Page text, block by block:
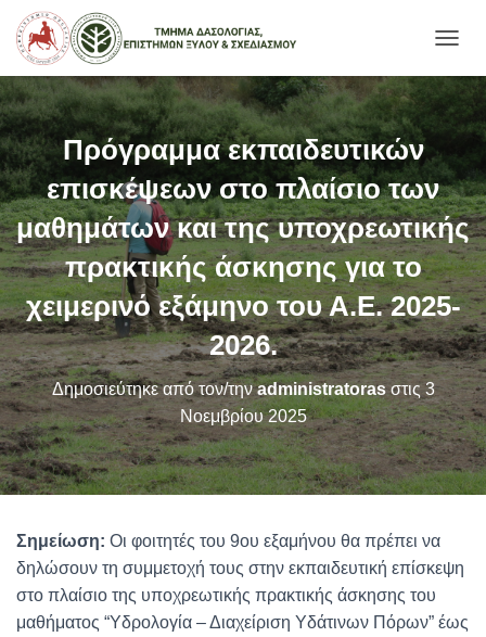
Ν
Α
Λ
Γ
Ή
Π
Λ
Ο
Ή
Γ
Η
Σ
Η
Σ
Πρόγραμμα εκπαιδευτικών
επισκέψεων στο πλαίσιο των
μαθημάτων και της υποχρεωτικής
πρακτικής άσκησης για το
χειμερινό εξάμηνο του Α.Ε. 2025-
2026.
Δημοσιεύτηκε από τον/τηνadministratorasστις 3
Νοεμβρίου 2025
Σημείωση: Οι φοιτητές του 9ου εξαμήνου θα πρέπει να
δηλώσουν τη συμμετοχή τους στην εκπαιδευτική επίσκεψη
στο πλαίσιο της υποχρεωτικής πρακτικής άσκησης του
μαθήματος “Υδρολογία – Διαχείριση Υδάτινων Πόρων” έως